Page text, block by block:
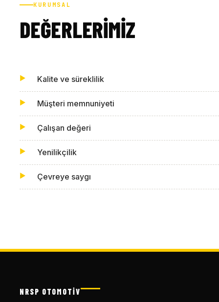
KURUMSAL
DEĞERLERIMIZ
Kalite ve süreklilik
Müşteri memnuniyeti
Çalışan değeri
Yenilikçilik
Çevreye saygı
NRSP OTOMOTİV